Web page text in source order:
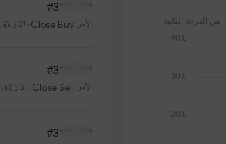
#3
الأمر Close Buy، الانزلاق
#3
الأمر Close Sell، الانزلاق
#3